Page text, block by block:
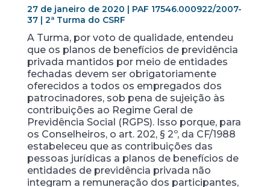
27 de janeiro de 2020 | PAF 17546.000922/2007-
37 | 2ª Turma do CSRF
A Turma, por voto de qualidade, entendeu
que os planos de benefícios de previdência
privada mantidos por meio de entidades
fechadas devem ser obrigatoriamente
oferecidos a todos os empregados dos
patrocinadores, sob pena de sujeição às
contribuições ao Regime Geral de
Previdência Social (RGPS). Isso porque, para
os Conselheiros, o art. 202, § 2º, da CF/1988
estabeleceu que as contribuições das
pessoas jurídicas a planos de benefícios de
entidades de previdência privada não
integram a remuneração dos participantes,